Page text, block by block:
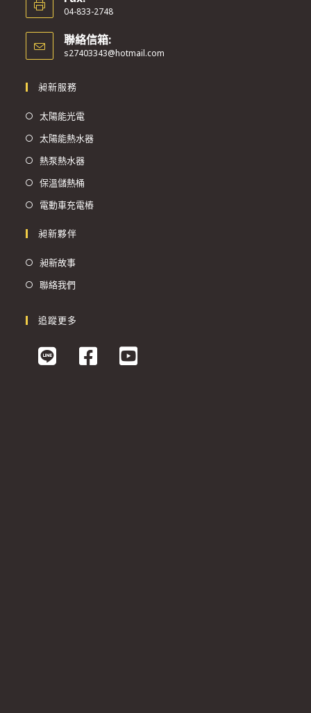
04-833-2748
聯絡信箱:
s27403343@hotmail.com
昶新服務
太陽能光電
太陽能熱水器
熱泵熱水器
保溫儲熱桶
電動車充電樁
昶新夥伴
昶新故事
聯絡我們
追蹤更多